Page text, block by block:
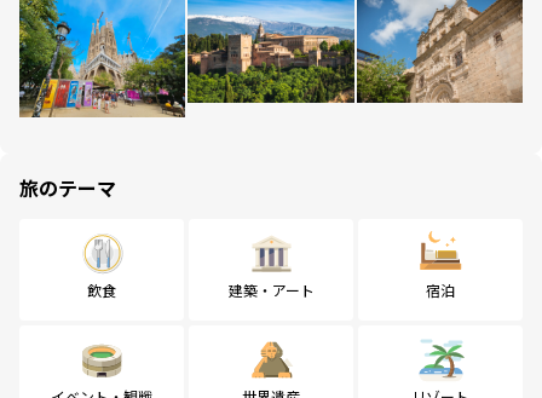
旅のテーマ
飲食 建築・アート 宿泊